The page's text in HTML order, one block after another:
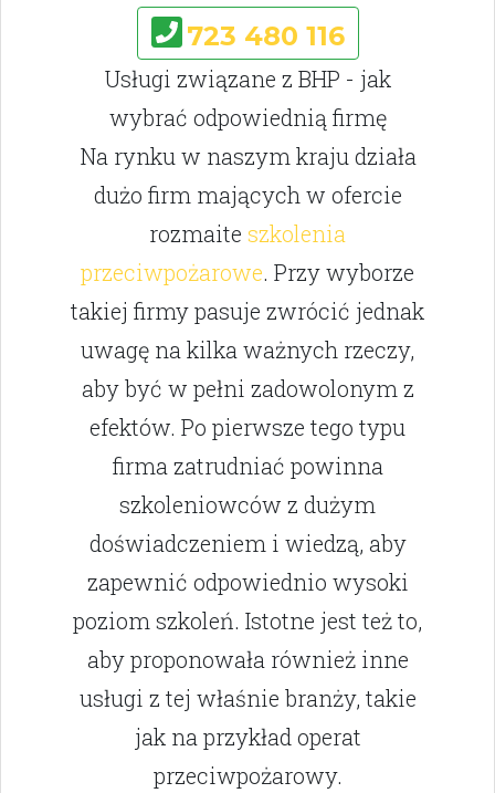
723 480 116
Usługi związane z BHP - jak
wybrać odpowiednią firmę
Na rynku w naszym kraju działa
dużo firm mających w ofercie
rozmaite szkolenia
przeciwpożarowe. Przy wyborze
takiej firmy pasuje zwrócić jednak
uwagę na kilka ważnych rzeczy,
aby być w pełni zadowolonym z
efektów. Po pierwsze tego typu
firma zatrudniać powinna
szkoleniowców z dużym
doświadczeniem i wiedzą, aby
zapewnić odpowiednio wysoki
poziom szkoleń. Istotne jest też to,
aby proponowała również inne
usługi z tej właśnie branży, takie
jak na przykład operat
przeciwpożarowy.